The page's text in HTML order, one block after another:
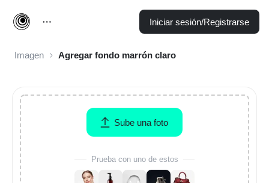
Iniciar sesión/Registrarse
Imagen Agregar fondo marrón claro
Sube una foto
Prueba con uno de estos